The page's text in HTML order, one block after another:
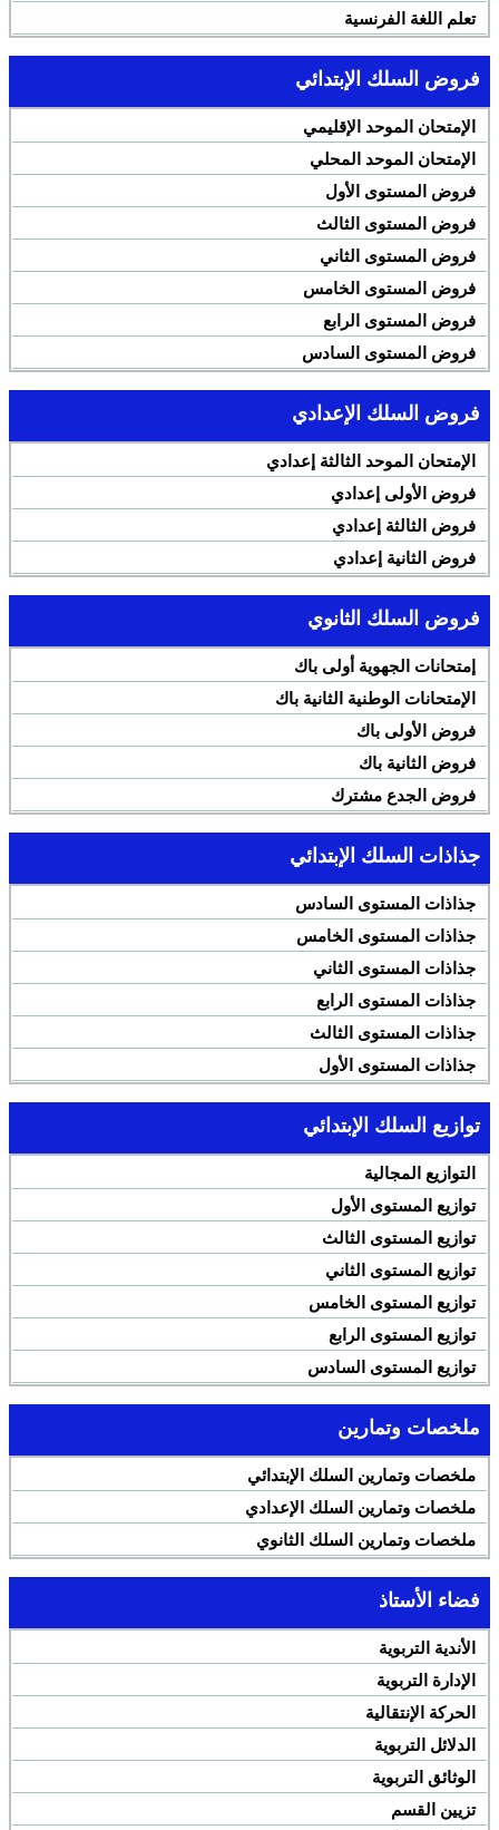
تعلم اللغة الفرنسية
فروض السلك الإبتدائي
الإمتحان الموحد الإقليمي
الإمتحان الموحد المحلي
فروض المستوى الأول
فروض المستوى الثالث
فروض المستوى الثاني
فروض المستوى الخامس
فروض المستوى الرابع
فروض المستوى السادس
فروض السلك الإعدادي
الإمتحان الموحد الثالثة إعدادي
فروض الأولى إعدادي
فروض الثالثة إعدادي
فروض الثانية إعدادي
فروض السلك الثانوي
إمتحانات الجهوية أولى باك
الإمتحانات الوطنية الثانية باك
فروض الأولى باك
فروض الثانية باك
فروض الجدع مشترك
جذاذات السلك الإبتدائي
جذاذات المستوى السادس
جذاذات المستوى الخامس
جذاذات المستوى الثاني
جذاذات المستوى الرابع
جذاذات المستوى الثالث
جذاذات المستوى الأول
توازيع السلك الإبتدائي
التوازيع المجالية
توازيع المستوى الأول
توازيع المستوى الثالث
توازيع المستوى الثاني
توازيع المستوى الخامس
توازيع المستوى الرابع
توازيع المستوى السادس
ملخصات وتمارين
ملخصات وتمارين السلك الإبتدائي
ملخصات وتمارين السلك الإعدادي
ملخصات وتمارين السلك الثانوي
فضاء الأستاذ
الأندية التربوية
الإدارة التربوية
الحركة الإنتقالية
الدلائل التربوية
الوثائق التربوية
تزيين القسم